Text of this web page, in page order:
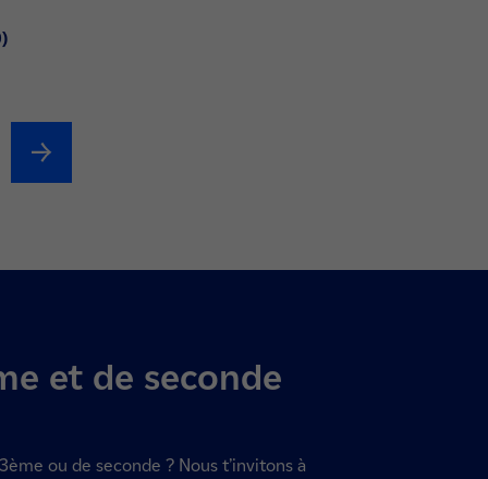
et de seconde
ou de seconde ? Nous t’invitons à